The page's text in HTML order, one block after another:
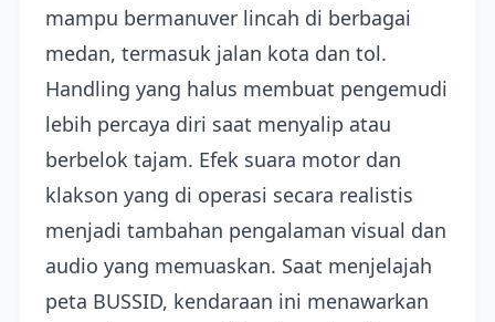
mampu bermanuver lincah di berbagai
medan, termasuk jalan kota dan tol.
Handling yang halus membuat pengemudi
lebih percaya diri saat menyalip atau
berbelok tajam. Efek suara motor dan
klakson yang di operasi secara realistis
menjadi tambahan pengalaman visual dan
audio yang memuaskan. Saat menjelajah
peta BUSSID, kendaraan ini menawarkan